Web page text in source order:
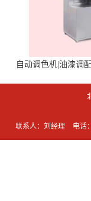
自动调色机|油漆调
联系人：刘经理 电话